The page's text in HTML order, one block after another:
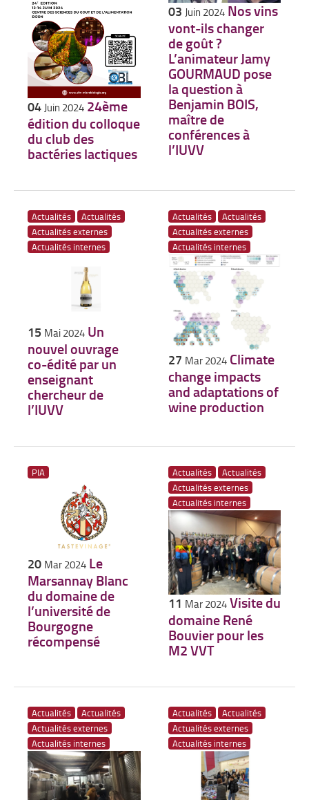
04Juin 2024 24ème
édition du colloque
du club des
bactéries lactiques
03 Juin 2024 Nos vins
vont-ils changer
de goût ?
L’animateur Jamy
GOURMAUD pose
la question à
Benjamin BOIS,
maître de
conférences à
l’IUVV
Actualités
Actualités
Actualités externes
Actualités internes
15 Mai 2024 Un
nouvel ouvrage
co-édité par un
enseignant
chercheur de
l’IUVV
Actualités
Actualités
Actualités externes
Actualités internes
27 Mar 2024 Climate
change impacts
and adaptations of
wine production
PIA
20 Mar 2024 Le
Marsannay Blanc
du domaine de
l’université de
Bourgogne
récompensé
Actualités
Actualités
Actualités externes
Actualités internes
11 Mar 2024 Visite du
domaine René
Bouvier pour les
M2 VVT
Actualités
Actualités
Actualités externes
Actualités internes
Actualités
Actualités
Actualités externes
Actualités internes